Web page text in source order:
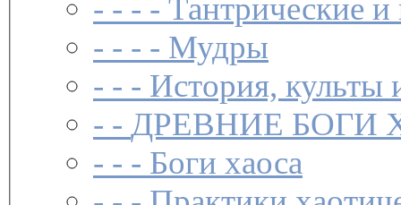
- - - - Тантрические
- - - - Мудры
- - - История, культы
- - ДРЕВНИЕ БОГИ
- - - Боги хаоса